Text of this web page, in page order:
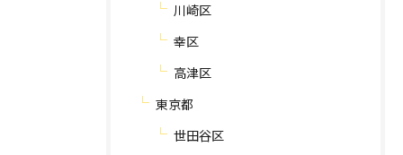
川崎区
幸区
高津区
東京都
世田谷区